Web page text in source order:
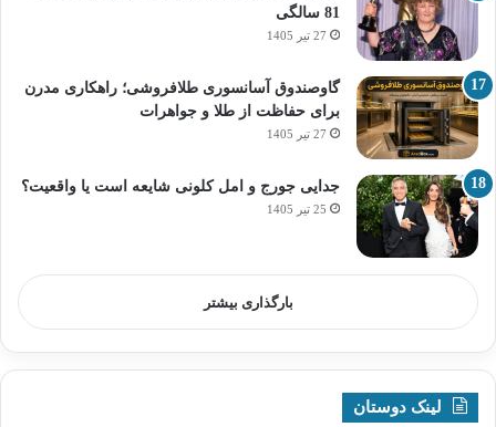
81 سالگی
27 تیر 1405
گاوصندوق آسانسوری طلافروشی؛ راهکاری مدرن
برای حفاظت از طلا و جواهرات
27 تیر 1405
جدایی جورج و امل کلونی شایعه است یا واقعیت؟
25 تیر 1405
بارگذاری بیشتر
لینک دوستان